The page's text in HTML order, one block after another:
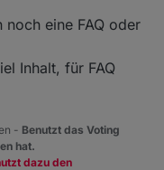
eine FAQ oder
Inhalt, für FAQ
- Benutzt das Voting
hat.
dazu den